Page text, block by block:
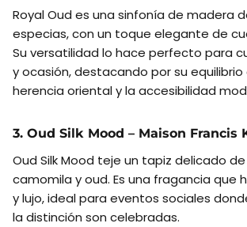
Royal Oud es una sinfonía de madera
especias, con un toque elegante de
Su versatilidad lo hace perfecto para
y ocasión, destacando por su equilibrio
herencia oriental y la accesibilidad
3. Oud Silk Mood – Maison Francis
Oud Silk Mood teje un tapiz delicado
camomila y oud. Es una fragancia que
y lujo, ideal para eventos sociales
la distinción son celebradas.